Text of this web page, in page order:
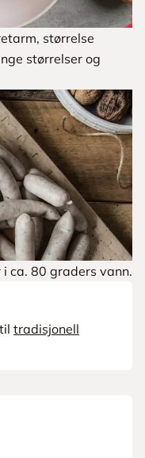
størrelse
størrelser og
ca. 80 graders vann.
tradisjonell